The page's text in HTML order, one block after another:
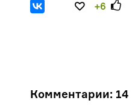
+6
Комментарии: 14